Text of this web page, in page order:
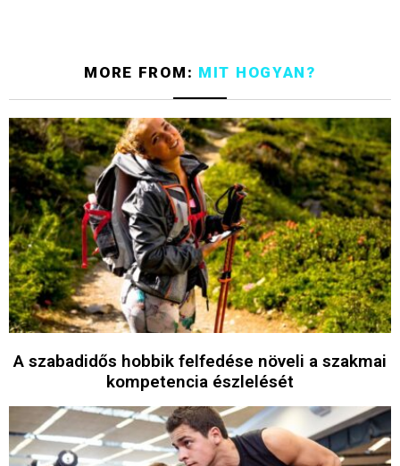
MORE FROM: MIT HOGYAN?
A szabadidős hobbik felfedése növeli a szakmai
kompetencia észlelését